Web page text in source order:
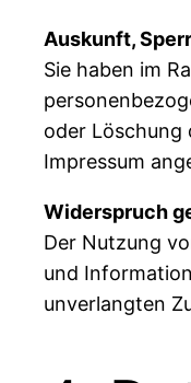
Auskunft,
Sie haben im
oder Löschung
Impressum
Widerspruch
Der Nutzung
und
unverlangten